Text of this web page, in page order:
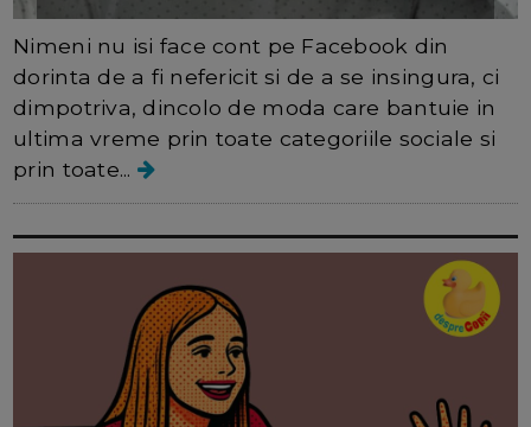
Nimeni nu isi face cont pe Facebook din
dorinta de a fi nefericit si de a se insingura, ci
dimpotriva, dincolo de moda care bantuie in
ultima vreme prin toate categoriile sociale si
prin toate...